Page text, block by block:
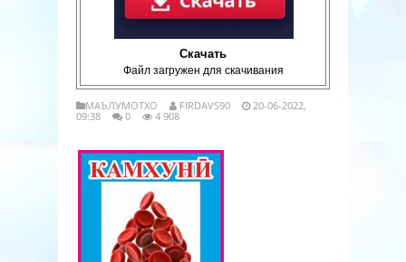
Скачать
Файл загружен для скачивания
МАЪЛУМОТХО FIRDAVS90
20-06-2022,
09:38
0 4 908